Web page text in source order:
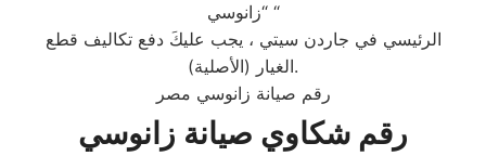
“زانوسي “
الرئيسي في جاردن سيتي ، يجب عليكَ دفع تكاليف قطع
الغيار (الأصلية).
رقم صيانة زانوسي مصر
رقم شكاوي صيانة زانوسي